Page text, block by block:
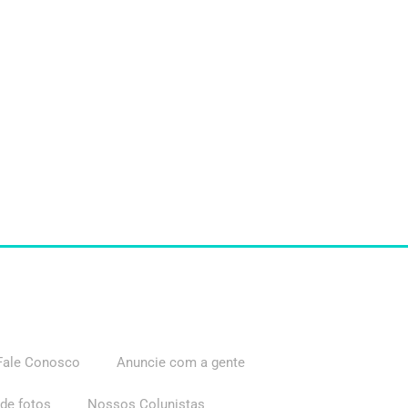
Conosco Anuncie com a gente
fotos Nossos Colunistas